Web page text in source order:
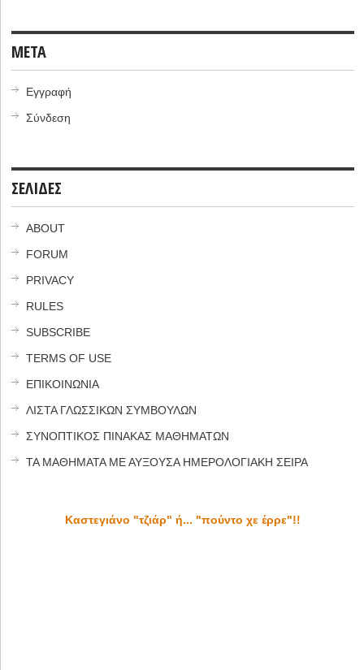
META
Εγγραφή
Σύνδεση
ΣΕΛΙΔΕΣ
ABOUT
FORUM
PRIVACY
RULES
SUBSCRIBE
TERMS OF USE
ΕΠΙΚΟΙΝΩΝΙΑ
ΛΙΣΤΑ ΓΛΩΣΣΙΚΩΝ ΣΥΜΒΟΥΛΩΝ
ΣΥΝΟΠΤΙΚΟΣ ΠΙΝΑΚΑΣ ΜΑΘΗΜΑΤΩΝ
ΤΑ ΜΑΘΗΜΑΤΑ ΜΕ ΑΥΞΟΥΣΑ ΗΜΕΡΟΛΟΓΙΑΚΗ ΣΕΙΡΑ
Καστεγιάνο "τζιάρ" ή... "πούντο χε έρρε"!!